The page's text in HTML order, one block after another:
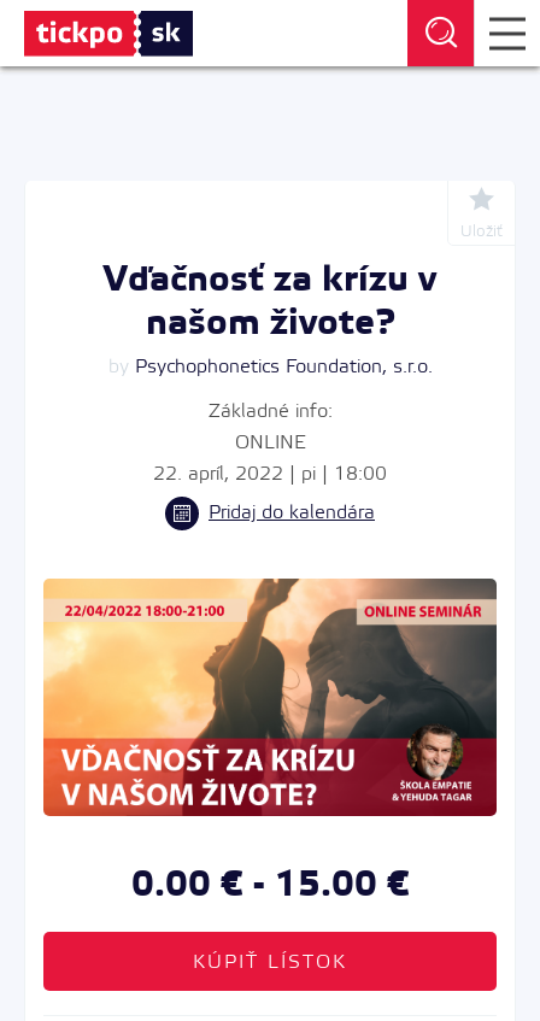
Uložiť
Vďačnosť za krízu v
našom živote?
by Psychophonetics Foundation, s.r.o.
Základné info:
ONLINE
22. apríl, 2022 | pi | 18:00
Pridaj do kalendára
0.00 € - 15.00 €
KÚPIŤ LÍSTOK